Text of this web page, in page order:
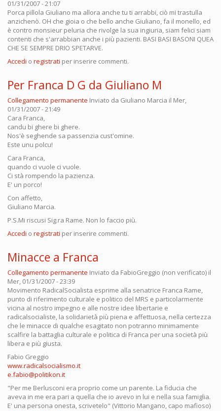
01/31/2007 - 21:07
Porca pillola Giuliano ma allora anche tu ti arrabbi, ciò mi trastulla
anzichenò. OH che gioia o che bello anche Giuliano, fa il monello, ed
è contro monsieur peluria che rivolge la sua ingiuria, siam felici siam
contenti che s'arrabbian anche i più pazienti. BASI BASI BASONI QUEA
CHE SE SEMPRE DRIO SPETARVE.
Accedi o registrati per inserire commenti.
Per Franca D G da Giuliano M
Collegamento permanente Inviato da Giuliano Marcia il Mer,
01/31/2007 - 21:49
Cara Franca,
candu bi ghere bi ghere.
Nos'è seghende sa passenzia cust'omine.
Este unu polcu!
Cara Franca,
quando ci vuole ci vuole.
Ci stà rompendo la pazienza.
E' un porco!
Con affetto,
Giuliano Marcia.
P.S.Mi riscusi Sig.ra Rame. Non lo faccio più.
Accedi o registrati per inserire commenti.
Minacce a Franca
Collegamento permanente Inviato da FabioGreggio (non verificato) il
Mer, 01/31/2007 - 23:39
Movimento RadicalSocialista esprime alla senatrice Franca Rame,
punto di riferimento culturale e politico del MRS e particolarmente
vicina al nostro impegno e alle nostre idee libertarie e
radicalsocialiste, la solidarietà più piena e affettuosa, nella certezza
che le minacce di qualche esagitato non potranno minimamente
scalfire la battaglia culturale e politica di Franca per una società più
libera e più giusta.
Fabio Greggio
www.radicalsocialismo.it
e.fabio@politikon.it
"Per me Berlusconi era proprio come un parente. La fiducia che
aveva in me era pari a quella che io avevo in lui e nella sua famiglia.
E' una persona onesta, scrivetelo" (Vittorio Mangano, capo mafioso)